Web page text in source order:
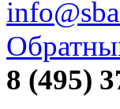
8 (495)